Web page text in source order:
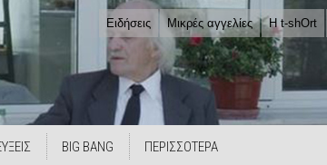
Ειδήσεις Μικρές αγγελίες Η t-shOrt
BIG BANG ΠΕΡΙΣΣΟΤΕΡΑ